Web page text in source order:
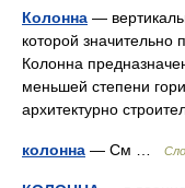
Колонна —
которой значительно
Колонна
меньшей степени
архитектурно
колонна — См …